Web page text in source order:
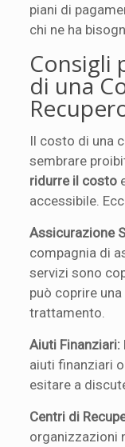
piani di
chi ne ha
Consigli
di una
Il costo di una
sembrare
ridurre il costo
accessibile.
Assicurazione
compagnia di
servizi sono
può coprire
trattamento.
Aiuti Finanziari:
aiuti finanziari
esitare a
Centri di
organizzazioni